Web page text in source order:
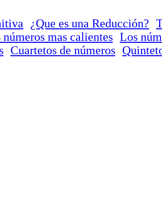
¿Que es una Reducción?
números mas calientes Los
Cuartetos de números